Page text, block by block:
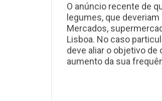
O anúncio recente de
legumes, que
Mercados,
Lisboa. No caso
deve aliar o objetivo
aumento da sua